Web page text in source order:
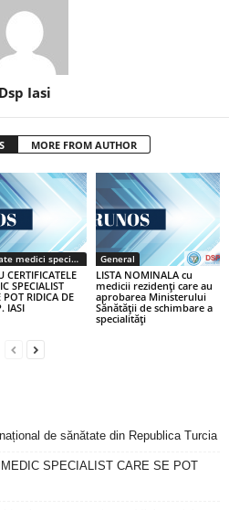
Dsp Iasi
MORE FROM AUTHOR
Certificate medici specialiști / primari
CERTIFICATELE
SPECIALIST
POT RIDICA DE
IASI
General
LISTA NOMINALA cu
medicii rezidenţi care au
aprobarea Ministerului
Sănătăţii de schimbare a
specialităţi
de sănătate din Republica Turcia
SPECIALIST CARE SE POT